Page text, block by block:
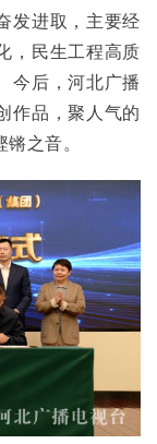
发进取，主要经
，民生工程高质
今后，河北广播
作品，聚人气的
之音。